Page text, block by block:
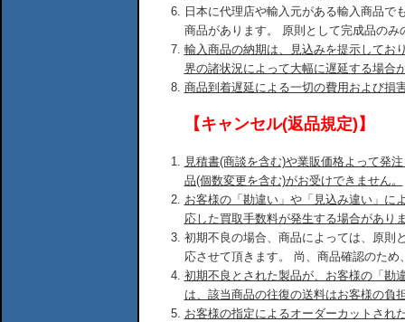
日本に代理店や輸入元がある輸入商品で
商品があります。 原則として完成品のみ
輸入商品の納期は、見込みを提示してお
界の諸状況によって大幅に遅延する場合
商品到着遅延による一切の費用および損
【キャンセル(返品規定)】
見積書(商談を含む)や業販価格よって発
品(個数変更を含む)がお受けできません。
お客様の「勘違い」や「見込み違い」に
応した買取手数料が発生する場合があり
初期不良の場合、商品によっては、原則
応させて頂きます。 尚、商品確認のた
初期不良とされた製品が、お客様の「勘
は、該当商品の往復の送料はお客様の負
お客様の指定によるオーダーカットされ